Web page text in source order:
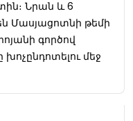
Նրան և 6
Մասյացոտնի թեմի
գործով
մեջ